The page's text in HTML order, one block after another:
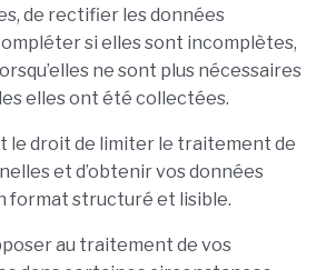
de rectifier les données
si elles sont incomplètes,
ne sont plus nécessaires
elles ont été collectées.
le droit de limiter le traitement de
et d’obtenir vos données
format structuré et lisible.
au traitement de vos